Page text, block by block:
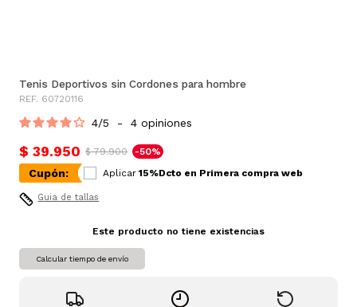
Tenis Deportivos sin Cordones para hombre
REF. 60720116
4/5 - 4 opiniones
$ 39.950 $ 79.900 -50%
Cupón: Aplicar 15%Dcto en Primera compra web
Guia de tallas
Este producto no tiene existencias
Calcular tiempo de envío